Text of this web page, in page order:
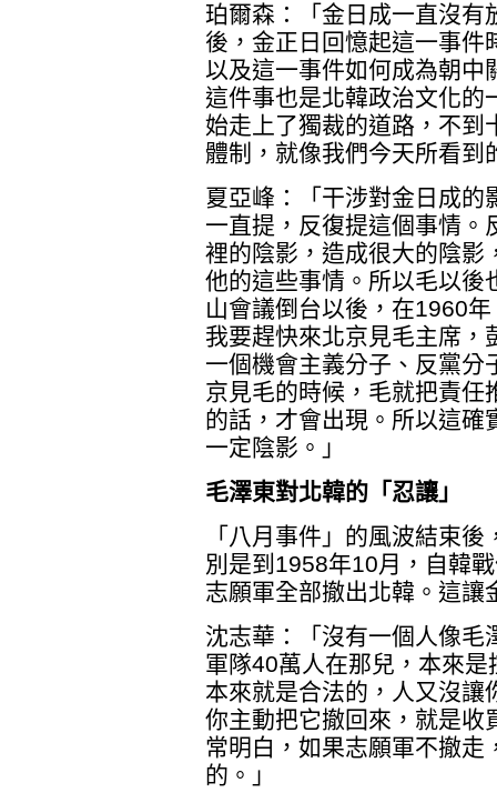
珀爾森：「金日成一直沒有
後，金正日回憶起這一事件
以及這一事件如何成為朝中
這件事也是北韓政治文化的
始走上了獨裁的道路，不到
體制，就像我們今天所看到
夏亞峰：「干涉對金日成的
一直提，反復提這個事情。
裡的陰影，造成很大的陰影
他的這些事情。所以毛以後
山會議倒台以後，在1960
我要趕快來北京見毛主席，
一個機會主義分子、反黨
京見毛的時候，毛就把責任
的話，才會出現。所以這確
一定陰影。」
毛澤東對北韓的「忍讓」
「八月事件」的風波結束
別是到1958年10月，自韓
志願軍全部撤出北韓。這讓
沈志華：「沒有一個人像毛
軍隊40萬人在那兒，本來
本來就是合法的，人又沒讓
你主動把它撤回來，就是收
常明白，如果志願軍不撤走
的。」